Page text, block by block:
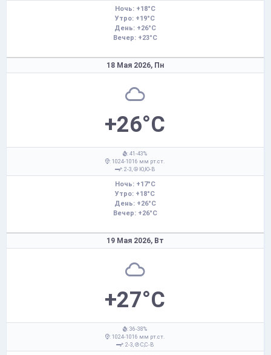
Ночь: +18°C
Утро: +19°C
День: +26°C
Вечер: +23°C
18 Мая 2026, Пн
+26°C
: 41-43%
: 1024-1016 мм рт.ст.
: 2-3,
Ю,Ю-В
Ночь: +17°C
Утро: +18°C
День: +26°C
Вечер: +26°C
19 Мая 2026, Вт
+27°C
: 36-38%
: 1024-1016 мм рт.ст.
: 2-3,
С,С-В